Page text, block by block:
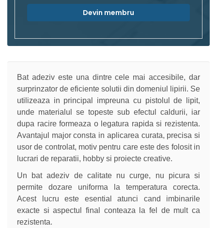
Devin membru
Bat adeziv este una dintre cele mai accesibile, dar
surprinzator de eficiente solutii din domeniul lipirii. Se
utilizeaza in principal impreuna cu pistolul de lipit,
unde materialul se topeste sub efectul caldurii, iar
dupa racire formeaza o legatura rapida si rezistenta.
Avantajul major consta in aplicarea curata, precisa si
usor de controlat, motiv pentru care este des folosit in
lucrari de reparatii, hobby si proiecte creative.
Un bat adeziv de calitate nu curge, nu picura si
permite dozare uniforma la temperatura corecta.
Acest lucru este esential atunci cand imbinarile
exacte si aspectul final conteaza la fel de mult ca
rezistenta.